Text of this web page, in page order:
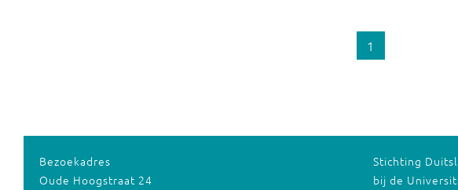
1
Bezoekadres
Oude Hoogstraat 24
Stichting
bij de